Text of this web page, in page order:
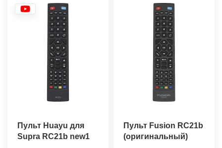
Пульт Huayu для
Supra RC21b new1
Пульт Fusion RC21b
(оригинальный)